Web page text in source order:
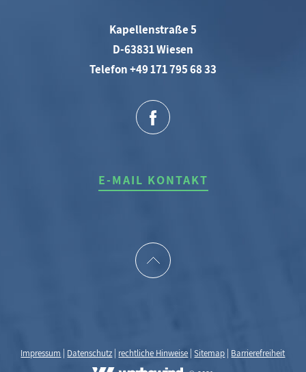
Kapellenstraße 5
D-63831 Wiesen
Telefon +49 171 795 68 33
E-MAIL KONTAKT
Impressum Datenschutz rechtliche Hinweise |Sitemap Barrierefreiheit